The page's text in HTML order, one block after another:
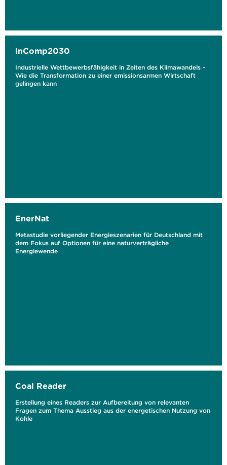
InComp2030
Industrielle Wettbewerbsfähigkeit in Zeiten des Klimawandels -
Wie die Transformation zu einer emissionsarmen Wirtschaft
gelingen kann
EnerNat
Metastudie vorliegender Energieszenarien für Deutschland mit
dem Fokus auf Optionen für eine naturverträgliche
Energiewende
Coal Reader
Erstellung eines Readers zur Aufbereitung von relevanten
Fragen zum Thema Ausstieg aus der energetischen Nutzung von
Kohle